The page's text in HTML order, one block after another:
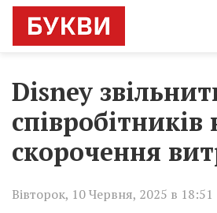
Disney
співробітників
скорочення
Вівторок, 10 Червня, 2025 в 18:51